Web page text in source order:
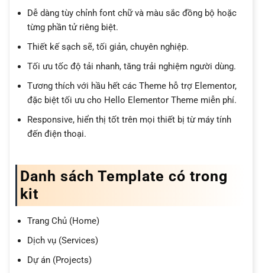
Dễ dàng tùy chỉnh font chữ và màu sắc đồng bộ hoặc
từng phần tử riêng biệt.
Thiết kế sạch sẽ, tối giản, chuyên nghiệp.
Tối ưu tốc độ tải nhanh, tăng trải nghiệm người dùng.
Tương thích với hầu hết các Theme hỗ trợ Elementor,
đặc biệt tối ưu cho Hello Elementor Theme miễn phí.
Responsive, hiển thị tốt trên mọi thiết bị từ máy tính
đến điện thoại.
Danh sách Template có trong
kit
Trang Chủ (Home)
Dịch vụ (Services)
Dự án (Projects)